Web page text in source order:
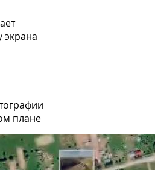
экрана
плане